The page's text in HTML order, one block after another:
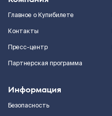
Главное о Купибилете
Контакты
Пресс-центр
Партнерская программа
Информация
Безопасность